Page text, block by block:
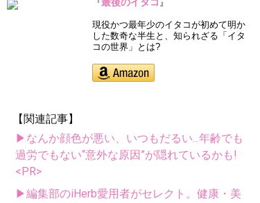
『 』
現役かつ最年少のイタコが初めて明か
した数奇な半生と、知られざる「イタ
コの世界」とは?
【関連記事】
▶なんか顔色が悪い、いつもだるい...年齢でも
過労でもない“意外な原因”が隠れているかも!
<PR>
▶編集部のiHerb愛用者がセレクト。健康・美